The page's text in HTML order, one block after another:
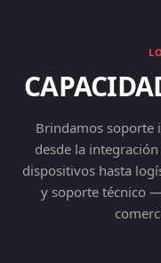
Brindamos soporte
desde la
dispositivos hasta
y soporte técnico